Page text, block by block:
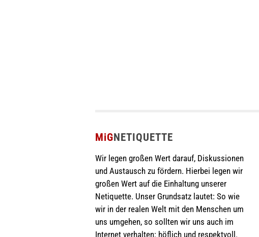
MiGNETIQUETTE
Wir legen großen Wert darauf, Diskussionen
und Austausch zu fördern. Hierbei legen wir
großen Wert auf die Einhaltung unserer
Netiquette. Unser Grundsatz lautet: So wie
wir in der realen Welt mit den Menschen um
uns umgehen, so sollten wir uns auch im
Internet verhalten: höflich und respektvoll.